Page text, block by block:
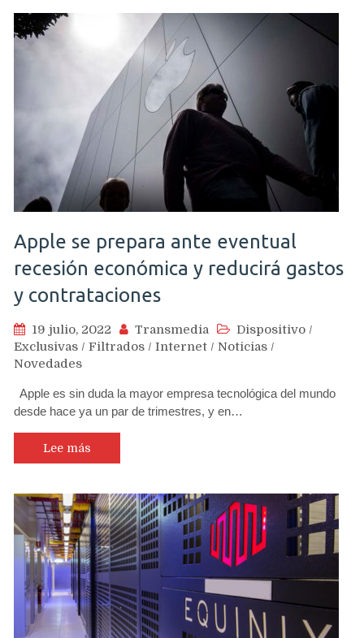
Apple se prepara ante eventual
recesión económica y reducirá gastos
y contrataciones
19 julio, 2022 Transmedia Dispositivo /
Exclusivas / Filtrados / Internet / Noticias /
Novedades
Apple es sin duda la mayor empresa tecnológica del mundo
desde hace ya un par de trimestres, y en…
Lee más